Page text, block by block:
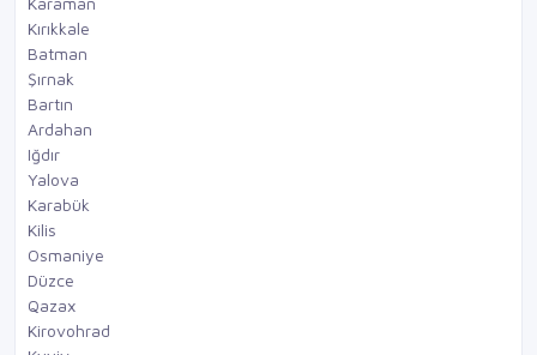
Kırıkkale
Batman
Şırnak
Bartın
Ardahan
Iğdır
Yalova
Karabük
Kilis
Osmaniye
Düzce
Qazax
Kirovohrad